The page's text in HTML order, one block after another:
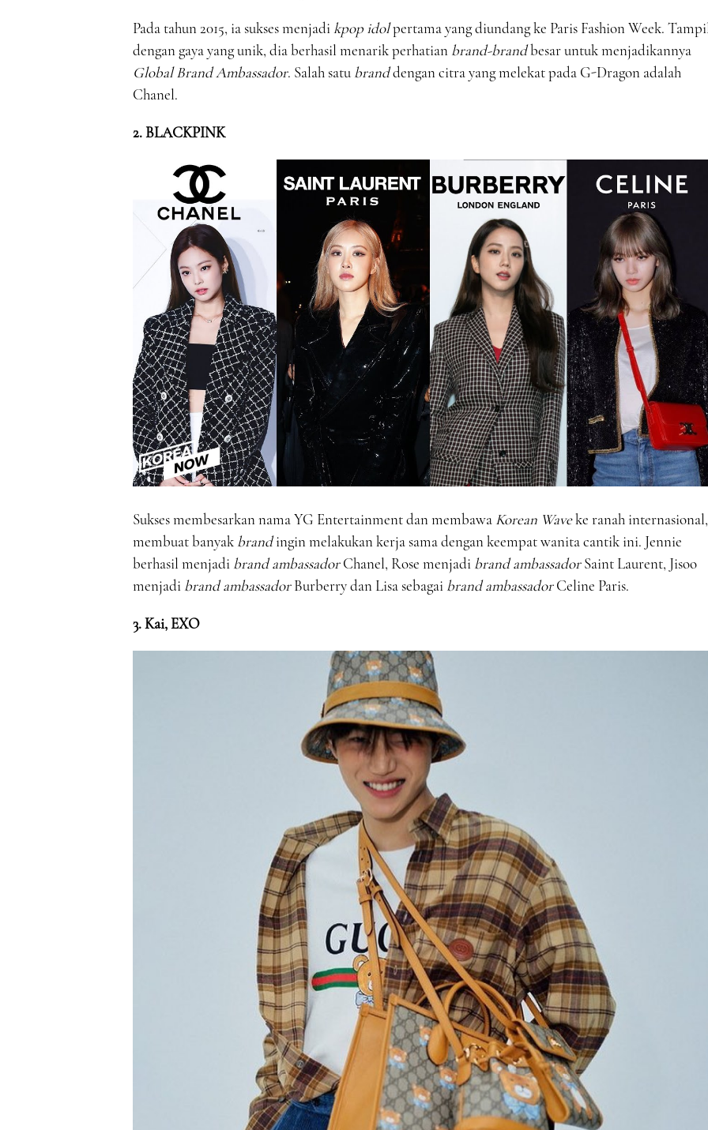
Pada tahun 2015, ia sukses menjadikpop idolpertama yang diundang ke Paris Fashion Week.
dengan gaya yang unik, dia berhasil menarik perhatian brand-brandbesar untuk menjadikannya
Global Brand Ambassador. Salah satu branddengan citra yang melekat pada G-Dragon adalah
Chanel.
2. BLACKPINK
Sukses membesarkan nama YG Entertainment dan membawa Korean Waveke ranah internasional,
membuat banyak brandingin melakukan kerja sama dengan keempat wanita cantik ini. Jennie
berhasil menjadi brand ambassadorChanel, Rose menjadi brand ambassadorSaint Laurent, Jisoo
menjadi brand ambassadorBurberry dan Lisa sebagai brand ambassadorCeline Paris.
3. Kai, EXO